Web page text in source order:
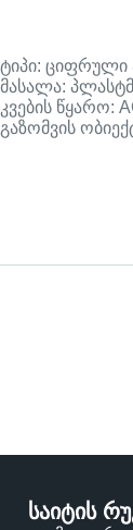
ტიპი: ციფრული
მასალა:
კვების წყარო:
გაზომვის
საიტის